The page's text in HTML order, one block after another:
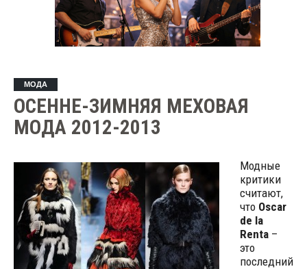
МОДА
ОСЕННЕ-ЗИМНЯЯ МЕХОВАЯ
МОДА 2012-2013
Модные
критики
считают,
чтоOscar
de la
Renta–
это
последний